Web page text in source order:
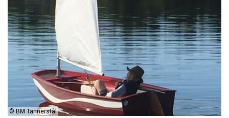
© BM Tannerstål